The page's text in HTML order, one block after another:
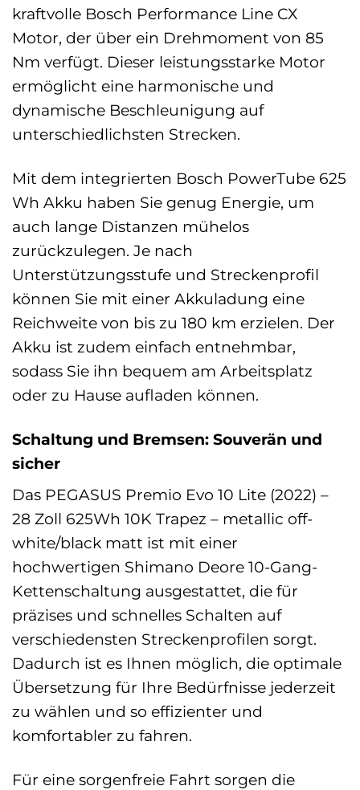
kraftvolle Bosch Performance Line CX
Motor, der über ein Drehmoment von 85
Nm verfügt. Dieser leistungsstarke Motor
ermöglicht eine harmonische und
dynamische Beschleunigung auf
unterschiedlichsten Strecken.
Mit dem integrierten Bosch PowerTube 625
Wh Akku haben Sie genug Energie, um
auch lange Distanzen mühelos
zurückzulegen. Je nach
Unterstützungsstufe und Streckenprofil
können Sie mit einer Akkuladung eine
Reichweite von bis zu 180 km erzielen. Der
Akku ist zudem einfach entnehmbar,
sodass Sie ihn bequem am Arbeitsplatz
oder zu Hause aufladen können.
Schaltung und Bremsen: Souverän und
sicher
Das PEGASUS Premio Evo 10 Lite (2022) –
28 Zoll 625Wh 10K Trapez – metallic off-
white/black matt ist mit einer
hochwertigen Shimano Deore 10-Gang-
Kettenschaltung ausgestattet, die für
präzises und schnelles Schalten auf
verschiedensten Streckenprofilen sorgt.
Dadurch ist es Ihnen möglich, die optimale
Übersetzung für Ihre Bedürfnisse jederzeit
zu wählen und so effizienter und
komfortabler zu fahren.
Für eine sorgenfreie Fahrt sorgen die